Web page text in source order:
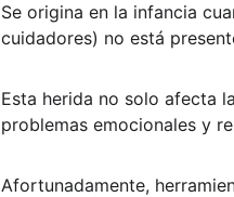
Se origina en la infancia
cuidadores) no está
Esta herida no solo afecta
problemas emocionales y
Afortunadamente,